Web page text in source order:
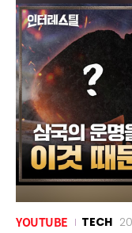
YOUTUBE TECH